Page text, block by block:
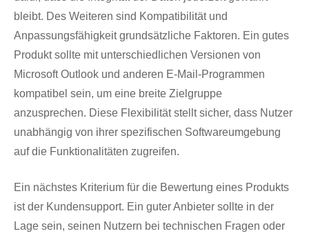
bleibt. Des Weiteren sind Kompatibilität und
Anpassungsfähigkeit grundsätzliche Faktoren. Ein gutes
Produkt sollte mit unterschiedlichen Versionen von
Microsoft Outlook und anderen E-Mail-Programmen
kompatibel sein, um eine breite Zielgruppe
anzusprechen. Diese Flexibilität stellt sicher, dass Nutzer
unabhängig von ihrer spezifischen Softwareumgebung
auf die Funktionalitäten zugreifen.
Ein nächstes Kriterium für die Bewertung eines Produkts
ist der Kundensupport. Ein guter Anbieter sollte in der
Lage sein, seinen Nutzern bei technischen Fragen oder